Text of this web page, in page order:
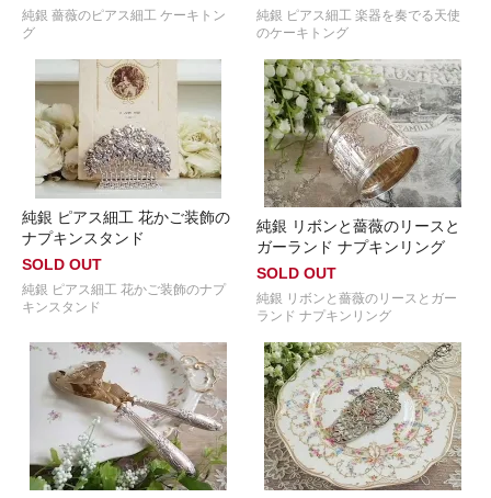
純銀 薔薇のピアス細工 ケーキトン
グ
純銀 ピアス細工 楽器を奏でる天使
のケーキトング
純銀 ピアス細工 花かご装飾の
ナプキンスタンド
SOLD OUT
純銀 ピアス細工 花かご装飾のナプ
キンスタンド
純銀 リボンと薔薇のリースと
ガーランド ナプキンリング
SOLD OUT
純銀 リボンと薔薇のリースとガー
ランド ナプキンリング